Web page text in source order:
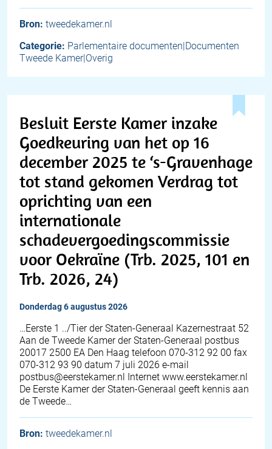
Bron: tweedekamer.nl
Categorie: Parlementaire documenten|Documenten
Tweede Kamer|Overig
Besluit Eerste Kamer inzake
Goedkeuring van het op 16
december 2025 te ‘s-Gravenhage
tot stand gekomen Verdrag tot
oprichting van een
internationale
schadevergoedingscommissie
voor Oekraïne (Trb. 2025, 101 en
Trb. 2026, 24)
donderdag 6 augustus 2026
…Eerste 1 ../Tier der Staten-Generaal Kazernestraat 52
Aan de Tweede Kamer der Staten-Generaal postbus
20017 2500 EA Den Haag telefoon 070-312 92 00 fax
070-312 93 90 datum 7 juli 2026 e-mail
postbus@eerstekamer.nl Internet www.eerstekamer.nl
De Eerste Kamer der Staten-Generaal geeft kennis aan
de Tweede…
Bron: tweedekamer.nl